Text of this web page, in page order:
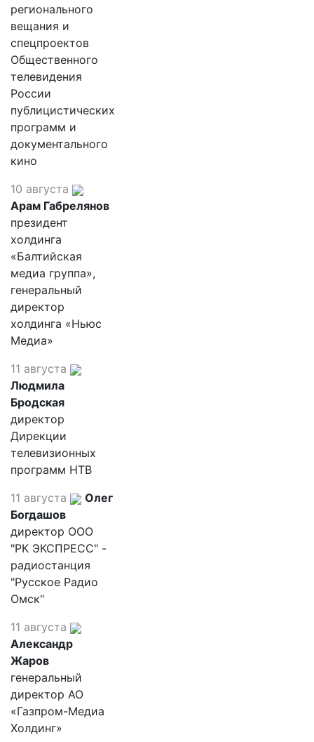
регионального
вещания и
спецпроектов
Общественного
телевидения
России
публицистических
программ и
документального
кино
10 августа
Арам Габрелянов
президент
холдинга
«Балтийская
медиа группа»,
генеральный
директор
холдинга «Ньюс
Медиа»
11 августа
Людмила
Бродская
директор
Дирекции
телевизионных
программ НТВ
11 августа
Олег
Богдашов
директор ООО
"РК ЭКСПРЕСС" -
радиостанция
"Русское Радио
Омск"
11 августа
Александр
Жаров
генеральный
директор АО
«Газпром-Медиа
Холдинг»